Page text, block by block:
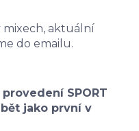
mixech, aktuální
do emailu.
SPORT
jako první v